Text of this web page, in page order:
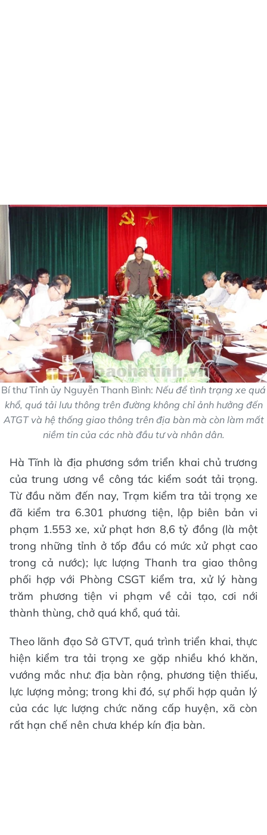
Bí thư Tỉnh ủy Nguyễn Thanh Bình: Nếu để tình trạng xe quá
khổ, quá tải lưu thông trên đường không chỉ ảnh hưởng đến
ATGT và hệ thống giao thông trên địa bàn mà còn làm mất
niềm tin của các nhà đầu tư và nhân dân.
Hà Tĩnh là địa phương sớm triển khai chủ trương
của trung ương về công tác kiểm soát tải trọng.
Từ đầu năm đến nay, Trạm kiểm tra tải trọng xe
đã kiểm tra 6.301 phương tiện, lập biên bản vi
phạm 1.553 xe, xử phạt hơn 8,6 tỷ đồng (là một
trong những tỉnh ở tốp đầu có mức xử phạt cao
trong cả nước); lực lượng Thanh tra giao thông
phối hợp với Phòng CSGT kiểm tra, xử lý hàng
trăm phương tiện vi phạm về cải tạo, cơi nới
thành thùng, chở quá khổ, quá tải.
Theo lãnh đạo Sở GTVT, quá trình triển khai, thực
hiện kiểm tra tải trọng xe gặp nhiều khó khăn,
vướng mắc như: địa bàn rộng, phương tiện thiếu,
lực lượng mỏng; trong khi đó, sự phối hợp quản lý
của các lực lượng chức năng cấp huyện, xã còn
rất hạn chế nên chưa khép kín địa bàn.